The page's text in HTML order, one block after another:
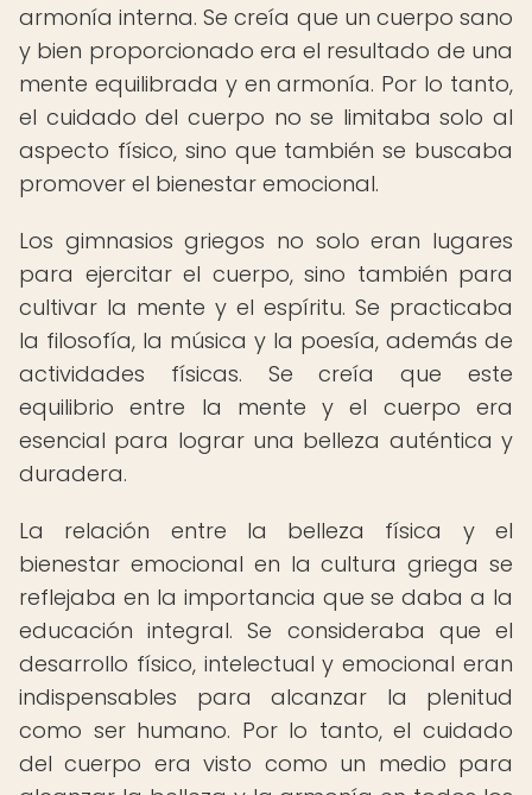
armonía interna. Se creía que un cuerpo sano
y bien proporcionado era el resultado de una
mente equilibrada y en armonía. Por lo tanto,
el cuidado del cuerpo no se limitaba solo al
aspecto físico, sino que también se buscaba
promover el bienestar emocional.
Los gimnasios griegos no solo eran lugares
para ejercitar el cuerpo, sino también para
cultivar la mente y el espíritu. Se practicaba
la filosofía, la música y la poesía, además de
actividades físicas. Se creía que este
equilibrio entre la mente y el cuerpo era
esencial para lograr una belleza auténtica y
duradera.
La relación entre la belleza física y el
bienestar emocional en la cultura griega se
reflejaba en la importancia que se daba a la
educación integral. Se consideraba que el
desarrollo físico, intelectual y emocional eran
indispensables para alcanzar la plenitud
como ser humano. Por lo tanto, el cuidado
del cuerpo era visto como un medio para